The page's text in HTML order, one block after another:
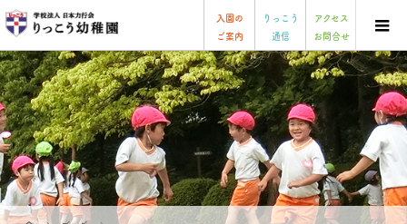
入園の
ご案内
りっこう
通信
アクセス
お問合せ